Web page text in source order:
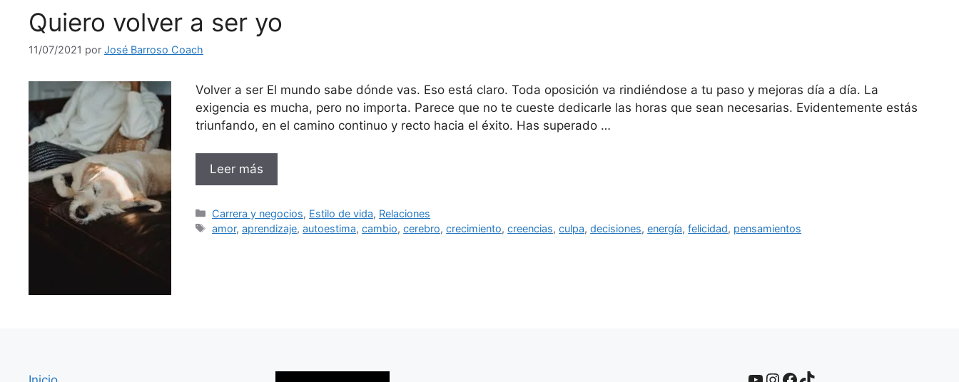
Quiero volver a ser yo
11/07/2021 por José Barroso Coach
Volver a ser El mundo sabe dónde vas. Eso está claro. Toda oposición va rindiéndose a tu paso y mejoras día a día. La
exigencia es mucha, pero no importa. Parece que no te cueste dedicarle las horas que sean necesarias. Evidentemente estás
triunfando, en el camino continuo y recto hacia el éxito. Has superado …
Leer más
Categorías
Carrera y negocios, Estilo de vida, Relaciones
Etiquetas
amor,aprendizaje,autoestima,cambio,cerebro,crecimiento,creencias,culpa,decisiones,energía,felicidad, pensamientos